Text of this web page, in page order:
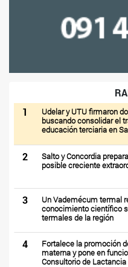
1
Udelar y UTU firmaron
buscando consolidar el
educación terciaria en
2
Salto y Concordia
posible creciente
3
Un Vademécum termal
conocimiento científico
termales de la región
4
Fortalece la promoción
materna y pone en
Consultorio de Lactancia